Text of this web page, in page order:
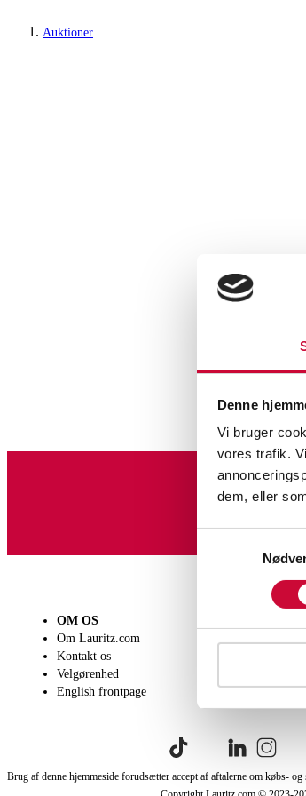
Denne
Vi bruger
vores trafik.
dem, eller
Auktioner
Tilmeld
OM OS
Om Lauritz.com
Kontakt os
Velgørenhed
English frontpage
Brug af denne hjemmeside forudsætter accept af aftalerne om købs-